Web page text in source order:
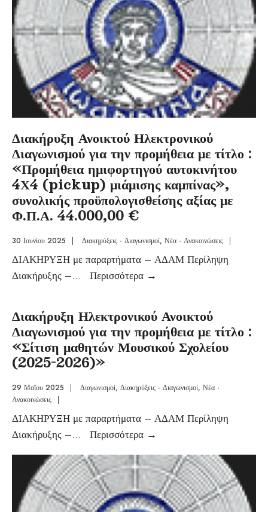
Διακήρυξη Ανοικτού Ηλεκτρονικού
Διαγωνισμού για την προμήθεια με τίτλο :
«Προμήθεια ημιφορτηγού αυτοκινήτου
4Χ4 (pickup) μιάμισης καμπίνας»,
συνολικής προϋπολογισθείσης αξίας με
Φ.Π.Α. 44.000,00 €
30 Ιουνίου 2025 | Διακηρύξεις - Διαγωνισμοί, Νέα - Ανακοινώσεις |
ΔΙΑΚΗΡΥΞΗ με παραρτήματα – ΑΔΑΜ Περίληψη
Διακήρυξης –... Περισσότερα →
Διακήρυξη Ηλεκτρονικού Ανοικτού
Διαγωνισμού για την προμήθεια με τίτλο :
«Σίτιση μαθητών Μουσικού Σχολείου
(2025-2026)»
29 Μαΐου 2025 | Διαγωνισμοί, Διακηρύξεις - Διαγωνισμοί, Νέα -
Ανακοινώσεις
|
ΔΙΑΚΗΡΥΞΗ με παραρτήματα – ΑΔΑΜ Περίληψη
Διακήρυξης –... Περισσότερα →